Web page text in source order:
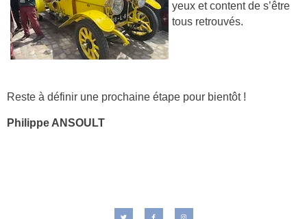
yeux et content de s’être
tous retrouvés.
Reste à définir une prochaine étape pour bientôt !
Philippe ANSOULT